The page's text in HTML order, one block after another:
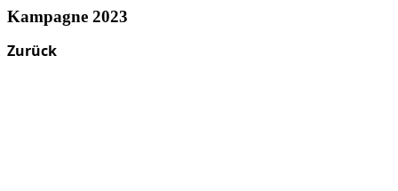
Kampagne 2023
Zurück